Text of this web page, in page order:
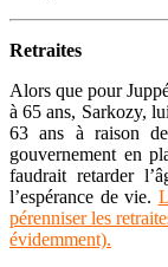
Retraites
Alors que pour
à 65 ans, Sarkozy,
63 ans à raison
gouvernement en
faudrait retarder
l’espérance de vie.
pérenniser les
évidemment).